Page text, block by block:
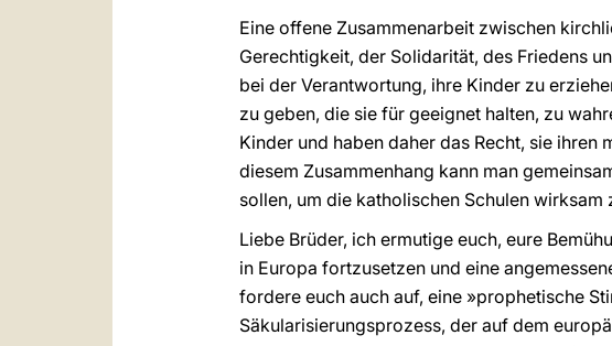
Eine offene Zusammenarbeit zwischen
Gerechtigkeit, der Solidarität, des Friedens
bei der Verantwortung, ihre Kinder zu
zu geben, die sie für geeignet halten, zu
Kinder und haben daher das Recht, sie
diesem Zusammenhang kann man
sollen, um die katholischen Schulen
Liebe Brüder, ich ermutige euch, eure
in Europa fortzusetzen und eine
fordere euch auch auf, eine »prophetische
Säkularisierungsprozess, der auf dem